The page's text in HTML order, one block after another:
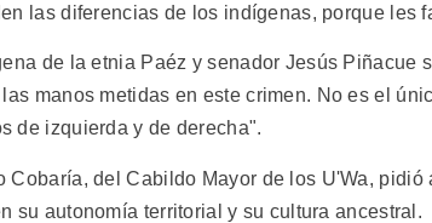
las diferencias de los indígenas, porque les
de la etnia Paéz y senador Jesús Piñacue
manos metidas en este crimen. No es el
de izquierda y de derecha".
Cobaría, del Cabildo Mayor de los U'Wa,
su autonomía territorial y su cultura ancestral.